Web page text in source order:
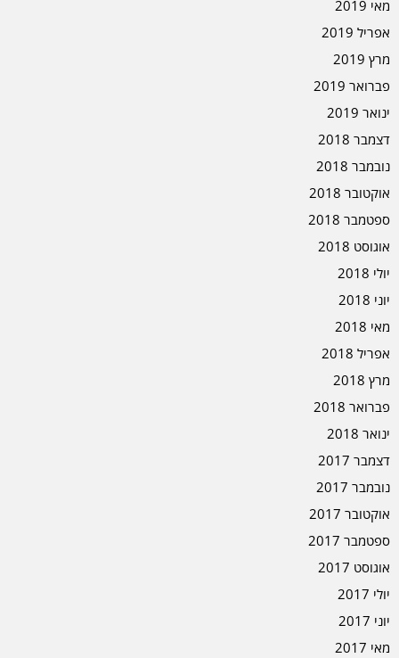
מאי 2019
אפריל 2019
מרץ 2019
פברואר 2019
ינואר 2019
דצמבר 2018
נובמבר 2018
אוקטובר 2018
ספטמבר 2018
אוגוסט 2018
יולי 2018
יוני 2018
מאי 2018
אפריל 2018
מרץ 2018
פברואר 2018
ינואר 2018
דצמבר 2017
נובמבר 2017
אוקטובר 2017
ספטמבר 2017
אוגוסט 2017
יולי 2017
יוני 2017
מאי 2017